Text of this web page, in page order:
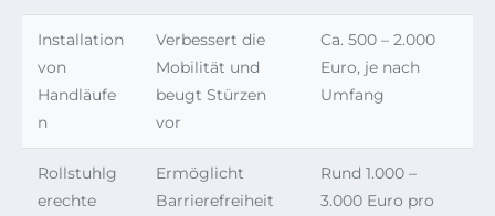
Installation
von
Handläufe
n
Verbessert die
Mobilität und
beugt Stürzen
vor
Ca. 500 – 2.000
Euro, je nach
Umfang
Rollstuhlg
erechte
Ermöglicht
Barrierefreiheit
Rund 1.000 –
3.000 Euro pro